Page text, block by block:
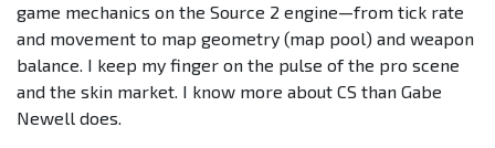
game mechanics on the Source 2 engine—from tick rate
and movement to map geometry (map pool) and weapon
balance. I keep my finger on the pulse of the pro scene
and the skin market. I know more about CS than Gabe
Newell does.